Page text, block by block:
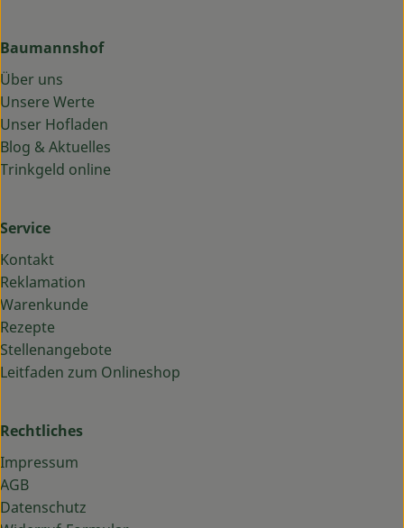
Baumannshof
Über uns
Unsere Werte
Unser Hofladen
Blog & Aktuelles
Trinkgeld online
Service
Kontakt
Reklamation
Warenkunde
Rezepte
Stellenangebote
Leitfaden zum Onlineshop
Rechtliches
Impressum
AGB
Datenschutz